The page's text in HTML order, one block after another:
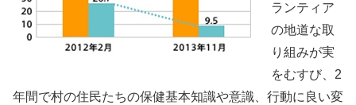
ランティア
の地道な取
り組みが実
をむすび、2
年間で村の住民たちの保健基本知識や意識、行動に良い変